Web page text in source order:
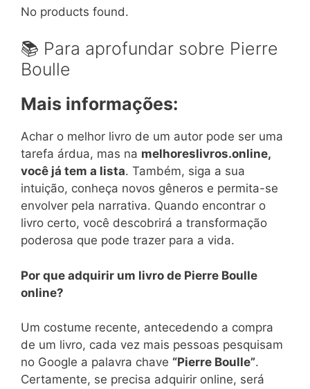
No products found.
📚 Para aprofundar sobre Pierre
Boulle
Mais informações:
Achar o melhor livro de um autor pode ser uma
tarefa árdua, mas na melhoreslivros.online,
você já tem a lista. Também, siga a sua
intuição, conheça novos gêneros e permita-se
envolver pela narrativa. Quando encontrar o
livro certo, você descobrirá a transformação
poderosa que pode trazer para a vida.
Por que adquirir um livro de Pierre Boulle
online?
Um costume recente, antecedendo a compra
de um livro, cada vez mais pessoas pesquisam
no Google a palavra chave “Pierre Boulle”.
Certamente, se precisa adquirir online, será